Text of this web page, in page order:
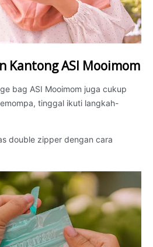
Kantong ASI Mooimom
bag ASI Mooimom juga cukup
tinggal ikuti langkah-
double zipper dengan cara